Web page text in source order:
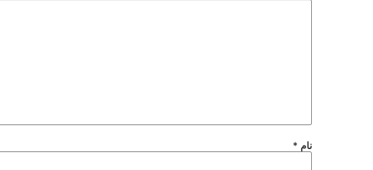
نام *